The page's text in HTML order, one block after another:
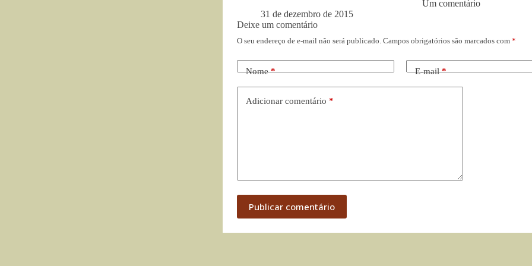
31 de dezembro de 2015
Um comentário
Deixe um comentário
O seu endereço de e-mail não será publicado. Campos obrigatórios são marcados com *
Nome* E-mail*
Adicionar comentário *
Publicar comentário